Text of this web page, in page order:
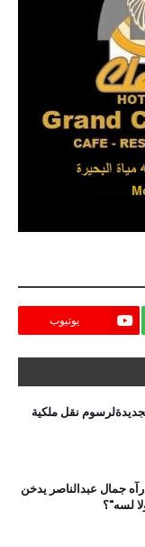
يوتيوب
نقل ملكية
جمال عبدالناصر يدخن
لسه"؟